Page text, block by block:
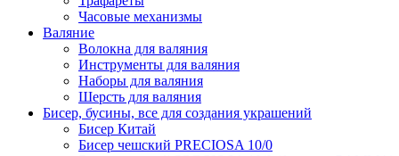
Часовые механизмы
Валяние
Волокна для валяния
Инструменты для валяния
Наборы для валяния
Шерсть для валяния
Бисер, бусины, все для создания украшений
Бисер Китай
Бисер чешский PRECIOSA 10/0